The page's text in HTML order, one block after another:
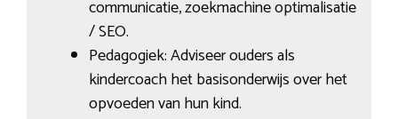
communicatie, zoekmachine optimalisatie
/ SEO.
Pedagogiek: Adviseer ouders als
kindercoach het basisonderwijs over het
opvoeden van hun kind.